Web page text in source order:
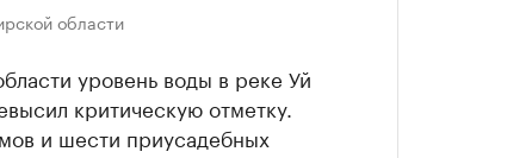
области
уровень воды в реке Уй
критическую отметку.
и шести приусадебных